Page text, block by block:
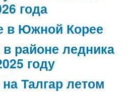
года
в Южной Корее
районе ледника
году
Талгар летом